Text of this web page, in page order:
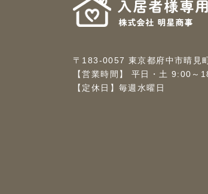
〒183-0057 東京都府中市晴見
【営業時間】 平日・土 9:00
【定休日】毎週水曜日